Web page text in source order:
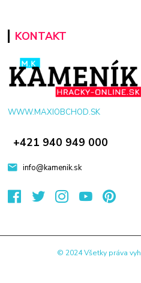
KONTAKT
WWW.MAXIOBCHOD.SK
+421 940 949 000
info@kamenik.sk
© 2024 Všetky práva